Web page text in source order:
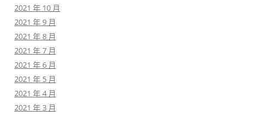
2021 年 10 月
2021 年 9 月
2021 年 8 月
2021 年 7 月
2021 年 6 月
2021 年 5 月
2021 年 4 月
2021 年 3 月